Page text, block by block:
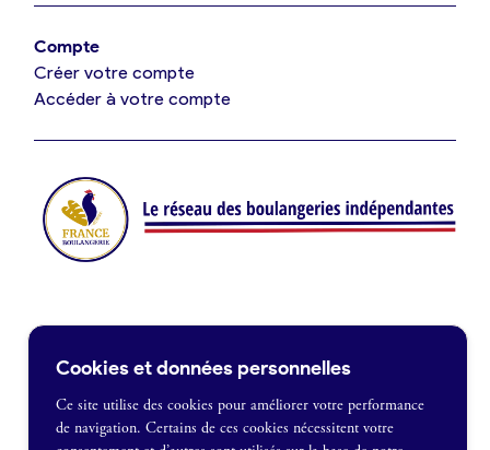
Je suis fournisseur
Je crée mon compte
France Boulangerie
Compte
Créer votre compte
Accéder à votre compte
Je souhaite être recontacté
Cookies et données personnelles
Ce site utilise des cookies pour améliorer votre performance
de navigation. Certains de ces cookies nécessitent votre